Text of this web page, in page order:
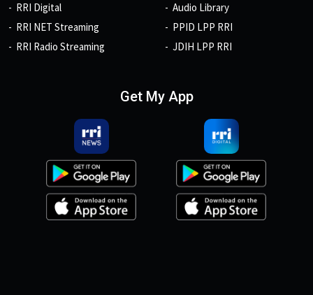
RRI Digital
RRI NET Streaming
RRI Radio Streaming
Audio Library
PPID LPP RRI
JDIH LPP RRI
Get My App